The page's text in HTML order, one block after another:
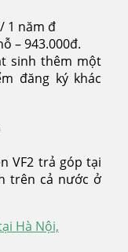
1 năm đ
– 943.000đ.
sinh thêm một
đăng ký khác
VF2 trả góp tại
trên cả nước ở
Hà Nội,